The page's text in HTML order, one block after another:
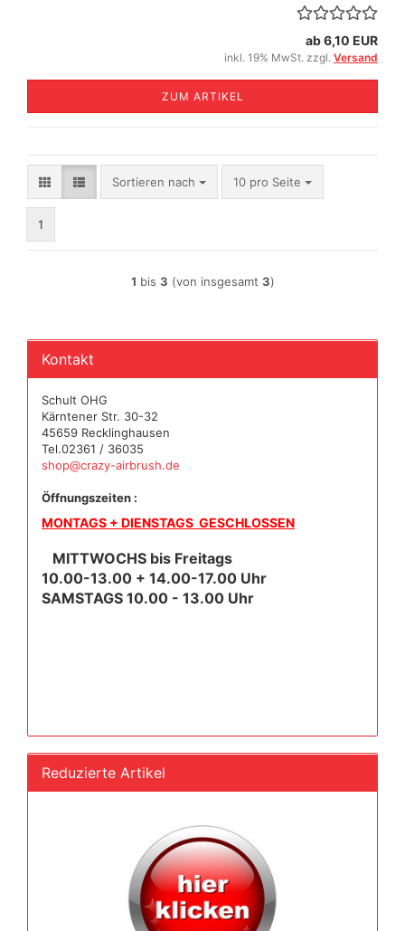
ab 6,10 EUR
inkl. 19% MwSt. zzgl. Versand
ZUM ARTIKEL
Sortieren nach
Sortieren nach 10 pro Seite
pro Seite
1
1 bis 3 (von insgesamt 3)
Kontakt
Schult OHG
Kärntener Str. 30-32
45659 Recklinghausen
Tel.02361 / 36035
shop@crazy-airbrush.de
Öffnungszeiten :
MONTAGS + DIENSTAGS GESCHLOSSEN
MITTWOCHS bis Freitags
10.00-13.00 + 14.00-17.00 Uhr
SAMSTAGS 10.00 - 13.00 Uhr
Reduzierte Artikel